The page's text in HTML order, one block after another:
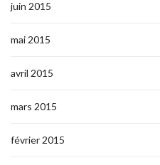
juin 2015
mai 2015
avril 2015
mars 2015
février 2015